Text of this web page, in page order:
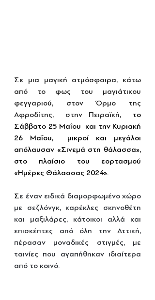
Σε μια μαγική ατμόσφαιρα, κάτω
από το φως του μαγιάτικου
φεγγαριού, στον Όρμο της
Αφροδίτης,  στην Πειραϊκή, το
Σάββατο 25 Μαΐου  και την Κυριακή
26 Μαΐου,  μικροί και μεγάλοι
απόλαυσαν «Σινεμά στη θάλασσα»,
στο πλαίσιο του εορτασμού
«Ημέρες Θάλασσας 2024».
Σε έναν ειδικά διαμορφωμένο χώρο
με σεζλόνγκ, καρέκλες σκηνοθέτη
και μαξιλάρες, κάτοικοι αλλά και
επισκέπτες από όλη την Αττική,
πέρασαν μοναδικές στιγμές, με
ταινίες που αγαπήθηκαν ιδιαίτερα
από το κοινό.